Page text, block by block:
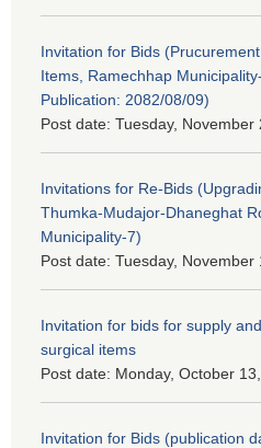
Invitation for Bids
Items, Ramechhap
Publication: 2082/08/09)
Post date: Tuesday,
Invitations for Re-Bids
Thumka-Mudajor-Dhaneghat
Municipality-7)
Post date: Tuesday, November
Invitation for bids for supply
surgical items
Post date: Monday, October
Invitation for Bids (publication